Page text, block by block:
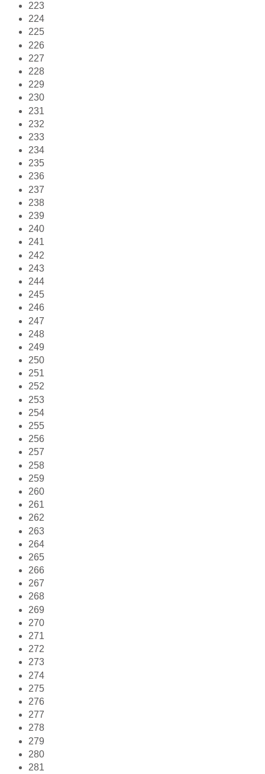
223
224
225
226
227
228
229
230
231
232
233
234
235
236
237
238
239
240
241
242
243
244
245
246
247
248
249
250
251
252
253
254
255
256
257
258
259
260
261
262
263
264
265
266
267
268
269
270
271
272
273
274
275
276
277
278
279
280
281